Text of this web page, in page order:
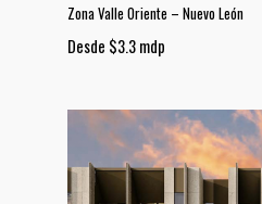
Zona Valle Oriente – Nuevo León
Desde $3.3 mdp